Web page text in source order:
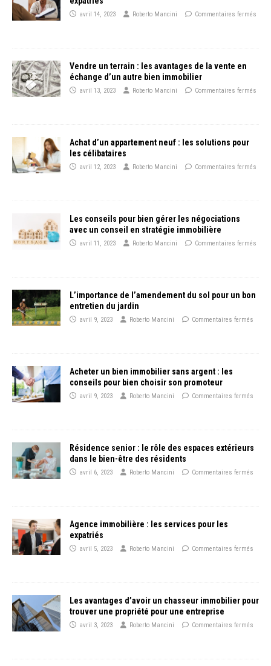
avril 14, 2023 Roberto Mancini Commentaires fermés
Vendre un terrain : les avantages de la vente en
échange d’un autre bien immobilier
avril 13, 2023 Roberto Mancini Commentaires fermés
Achat d’un appartement neuf : les solutions pour
les célibataires
avril 12, 2023 Roberto Mancini Commentaires fermés
Les conseils pour bien gérer les négociations
avec un conseil en stratégie immobilière
avril 11, 2023 Roberto Mancini Commentaires fermés
L’importance de l’amendement du sol pour un bon
entretien du jardin
avril 9, 2023 Roberto Mancini Commentaires fermés
Acheter un bien immobilier sans argent : les
conseils pour bien choisir son promoteur
avril 9, 2023 Roberto Mancini Commentaires fermés
Résidence senior : le rôle des espaces extérieurs
dans le bien-être des résidents
avril 6, 2023 Roberto Mancini Commentaires fermés
Agence immobilière : les services pour les
expatriés
avril 5, 2023 Roberto Mancini Commentaires fermés
Les avantages d’avoir un chasseur immobilier pour
trouver une propriété pour une entreprise
avril 3, 2023 Roberto Mancini Commentaires fermés